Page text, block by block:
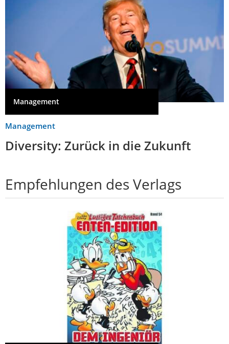
Management
Management
Diversity: Zurück in die Zukunft
Empfehlungen des Verlags